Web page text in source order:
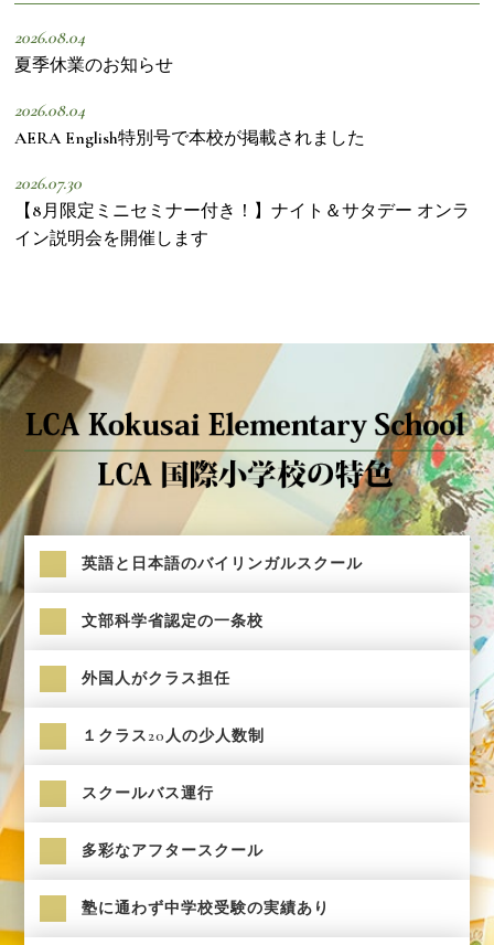
2026.08.04
夏季休業のお知らせ
2026.08.04
AERA English特別号で本校が掲載されました
2026.07.30
【8月限定ミニセミナー付き！】ナイト＆サタデー オンラ
イン説明会を開催します
英語と日本語のバイリンガルスクール
文部科学省認定の一条校
外国人がクラス担任
１クラス20人の少人数制
スクールバス運行
多彩なアフタースクール
塾に通わず中学校受験の実績あり